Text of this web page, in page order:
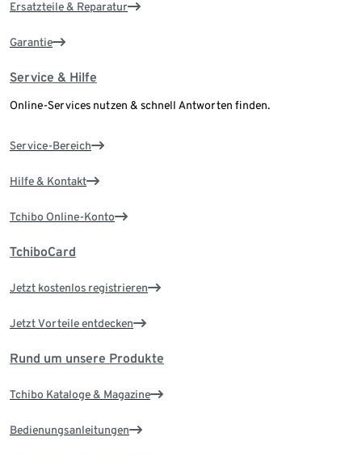
Ersatzteile & Reparatur
Garantie
Service & Hilfe
Online-Services nutzen & schnell Antworten finden.
Service-Bereich
Hilfe & Kontakt
Tchibo Online-Konto
TchiboCard
Jetzt kostenlos registrieren
Jetzt Vorteile entdecken
Rund um unsere Produkte
Tchibo Kataloge & Magazine
Bedienungsanleitungen